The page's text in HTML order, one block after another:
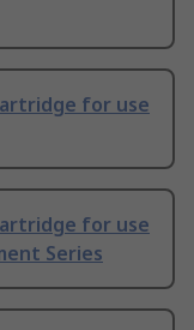
for use
for use
Series